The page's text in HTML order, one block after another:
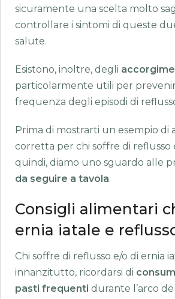
sicuramente una scelta molto
controllare i sintomi di queste
salute.
Esistono, inoltre, degli
particolarmente utili per
frequenza degli episodi di
Prima di mostrarti un esempio di
corretta per chi soffre di reflusso
quindi, diamo uno sguardo alle
da seguire a tavola.
Consigli alimentari
ernia iatale e
Chi soffre di reflusso e/o di ernia
innanzitutto, ricordarsi di
pasti frequenti durante l’arco